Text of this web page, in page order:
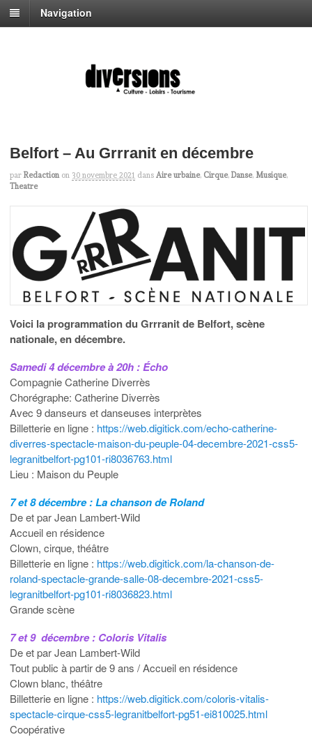
Navigation
Belfort – Au Grrranit en décembre
par Redaction on 30 novembre 2021 dans Aire urbaine, Cirque, Danse, Musique,
Theatre
Voici la programmation du Grrranit de Belfort, scène
nationale, en décembre.
Samedi 4 décembre à 20h : Écho
Compagnie Catherine Diverrès
Chorégraphe: Catherine Diverrès
Avec 9 danseurs et danseuses interprètes
Billetterie en ligne : https://web.digitick.com/echo-catherine-
diverres-spectacle-maison-du-peuple-04-decembre-2021-css5-
legranitbelfort-pg101-ri8036763.html
Lieu : Maison du Peuple
7 et 8 décembre : La chanson de Roland
De et par Jean Lambert-Wild
Accueil en résidence
Clown, cirque, théâtre
Billetterie en ligne : https://web.digitick.com/la-chanson-de-
roland-spectacle-grande-salle-08-decembre-2021-css5-
legranitbelfort-pg101-ri8036823.html
Grande scène
7 et 9 décembre : Coloris Vitalis
De et par Jean Lambert-Wild
Tout public à partir de 9 ans / Accueil en résidence
Clown blanc, théâtre
Billetterie en ligne : https://web.digitick.com/coloris-vitalis-
spectacle-cirque-css5-legranitbelfort-pg51-ei810025.html
Coopérative